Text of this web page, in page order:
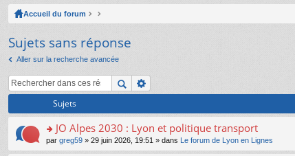
co
ci
s
Accueil du forum
Sujets sans réponse
Aller sur la recherche avancée
Sujets
o
n
JO Alpes 2030 : Lyon et politique transport
par greg59 » 29 juin 2026, 19:51 » dans Le forum de Lyon en Lignes